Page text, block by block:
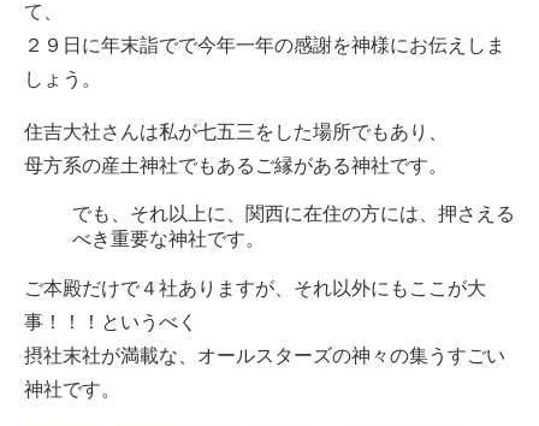
て、
２９日に年末詣でで今年一年の感謝を神様にお伝えしま
しょう。
住吉大社さんは私が七五三をした場所でもあり、
母方系の産土神社でもあるご縁がある神社です。
でも、それ以上に、関西に在住の方には、押さえる
べき重要な神社です。
ご本殿だけで４社ありますが、それ以外にもここが大
事！！！というべく
摂社末社が満載な、オールスターズの神々の集うすごい
神社です。